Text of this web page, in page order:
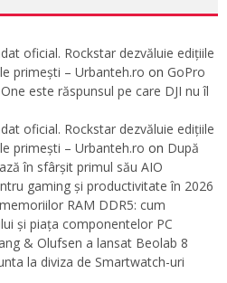
oficial. Rockstar dezvăluie edițiile
primești – Urbanteh.ro on GoPro
este răspunsul pe care DJI nu îl
oficial. Rockstar dezvăluie edițiile
primești – Urbanteh.ro on După
în sfârșit primul său AIO
gaming și productivitate în 2026
RAM DDR5: cum
și piața componentelor PC
& Olufsen a lansat Beolab 8
la diviza de Smartwatch-uri